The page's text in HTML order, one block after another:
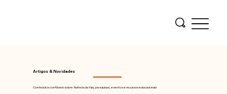
Artigos & Novidades
Conteúdos confiáveis sobre fluência da fala, pesquisas, eventos e recursos educacionais